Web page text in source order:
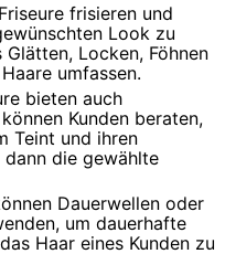
frisieren und
Look zu
Locken, Föhnen
umfassen.
bieten auch
Kunden beraten,
Teint und ihren
dann die gewählte
Dauerwellen oder
um dauerhafte
Haar eines Kunden zu